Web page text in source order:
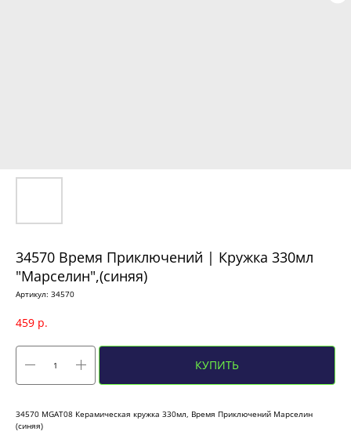
34570 Время Приключений | Кружка 330мл
"Марселин",(синяя)
Артикул: 34570
459 р.
КУПИТЬ
34570 MGAT08 Керамическая кружка 330мл, Время Приключений Марселин
(синяя)